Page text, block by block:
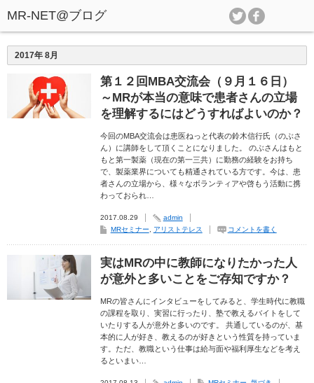
2017年 8月
第１２回MBA交流会（９月１６日）
～MRが本当の意味で患者さんの立場
を理解するにはどうすればよいのか？
今回のMBA交流会は患医ねっと代表の鈴木信行氏（のぶさ
ん）に講師をして頂くことになりました。 のぶさんはもと
もと第一製薬（現在の第一三共）に勤務の経験をお持ち
で、製薬業界についても精通されている方です。今は、患
者さんの立場から、様々なボランティアや啓もう活動に携
わっておられ…
2017.08.29
admin
MRセミナー
アリストテレス コメントを書く
実はMRの中に教師になりたかった人
が意外と多いことをご存知ですか？
MRの皆さんにインタビューをしてみると、学生時代に教職
の課程を取り、実習に行ったり、塾で教えるバイトをして
いたりする人が意外と多いのです。 共通しているのが、基
本的に人が好き、教えるのが好きという性質を持っていま
す。ただ、教職という仕事は給与面や福利厚生などを考え
るといまい…